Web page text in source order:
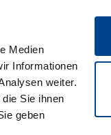
Medien
Informationen
weiter.
Sie ihnen
geben
Gastro-Spezial